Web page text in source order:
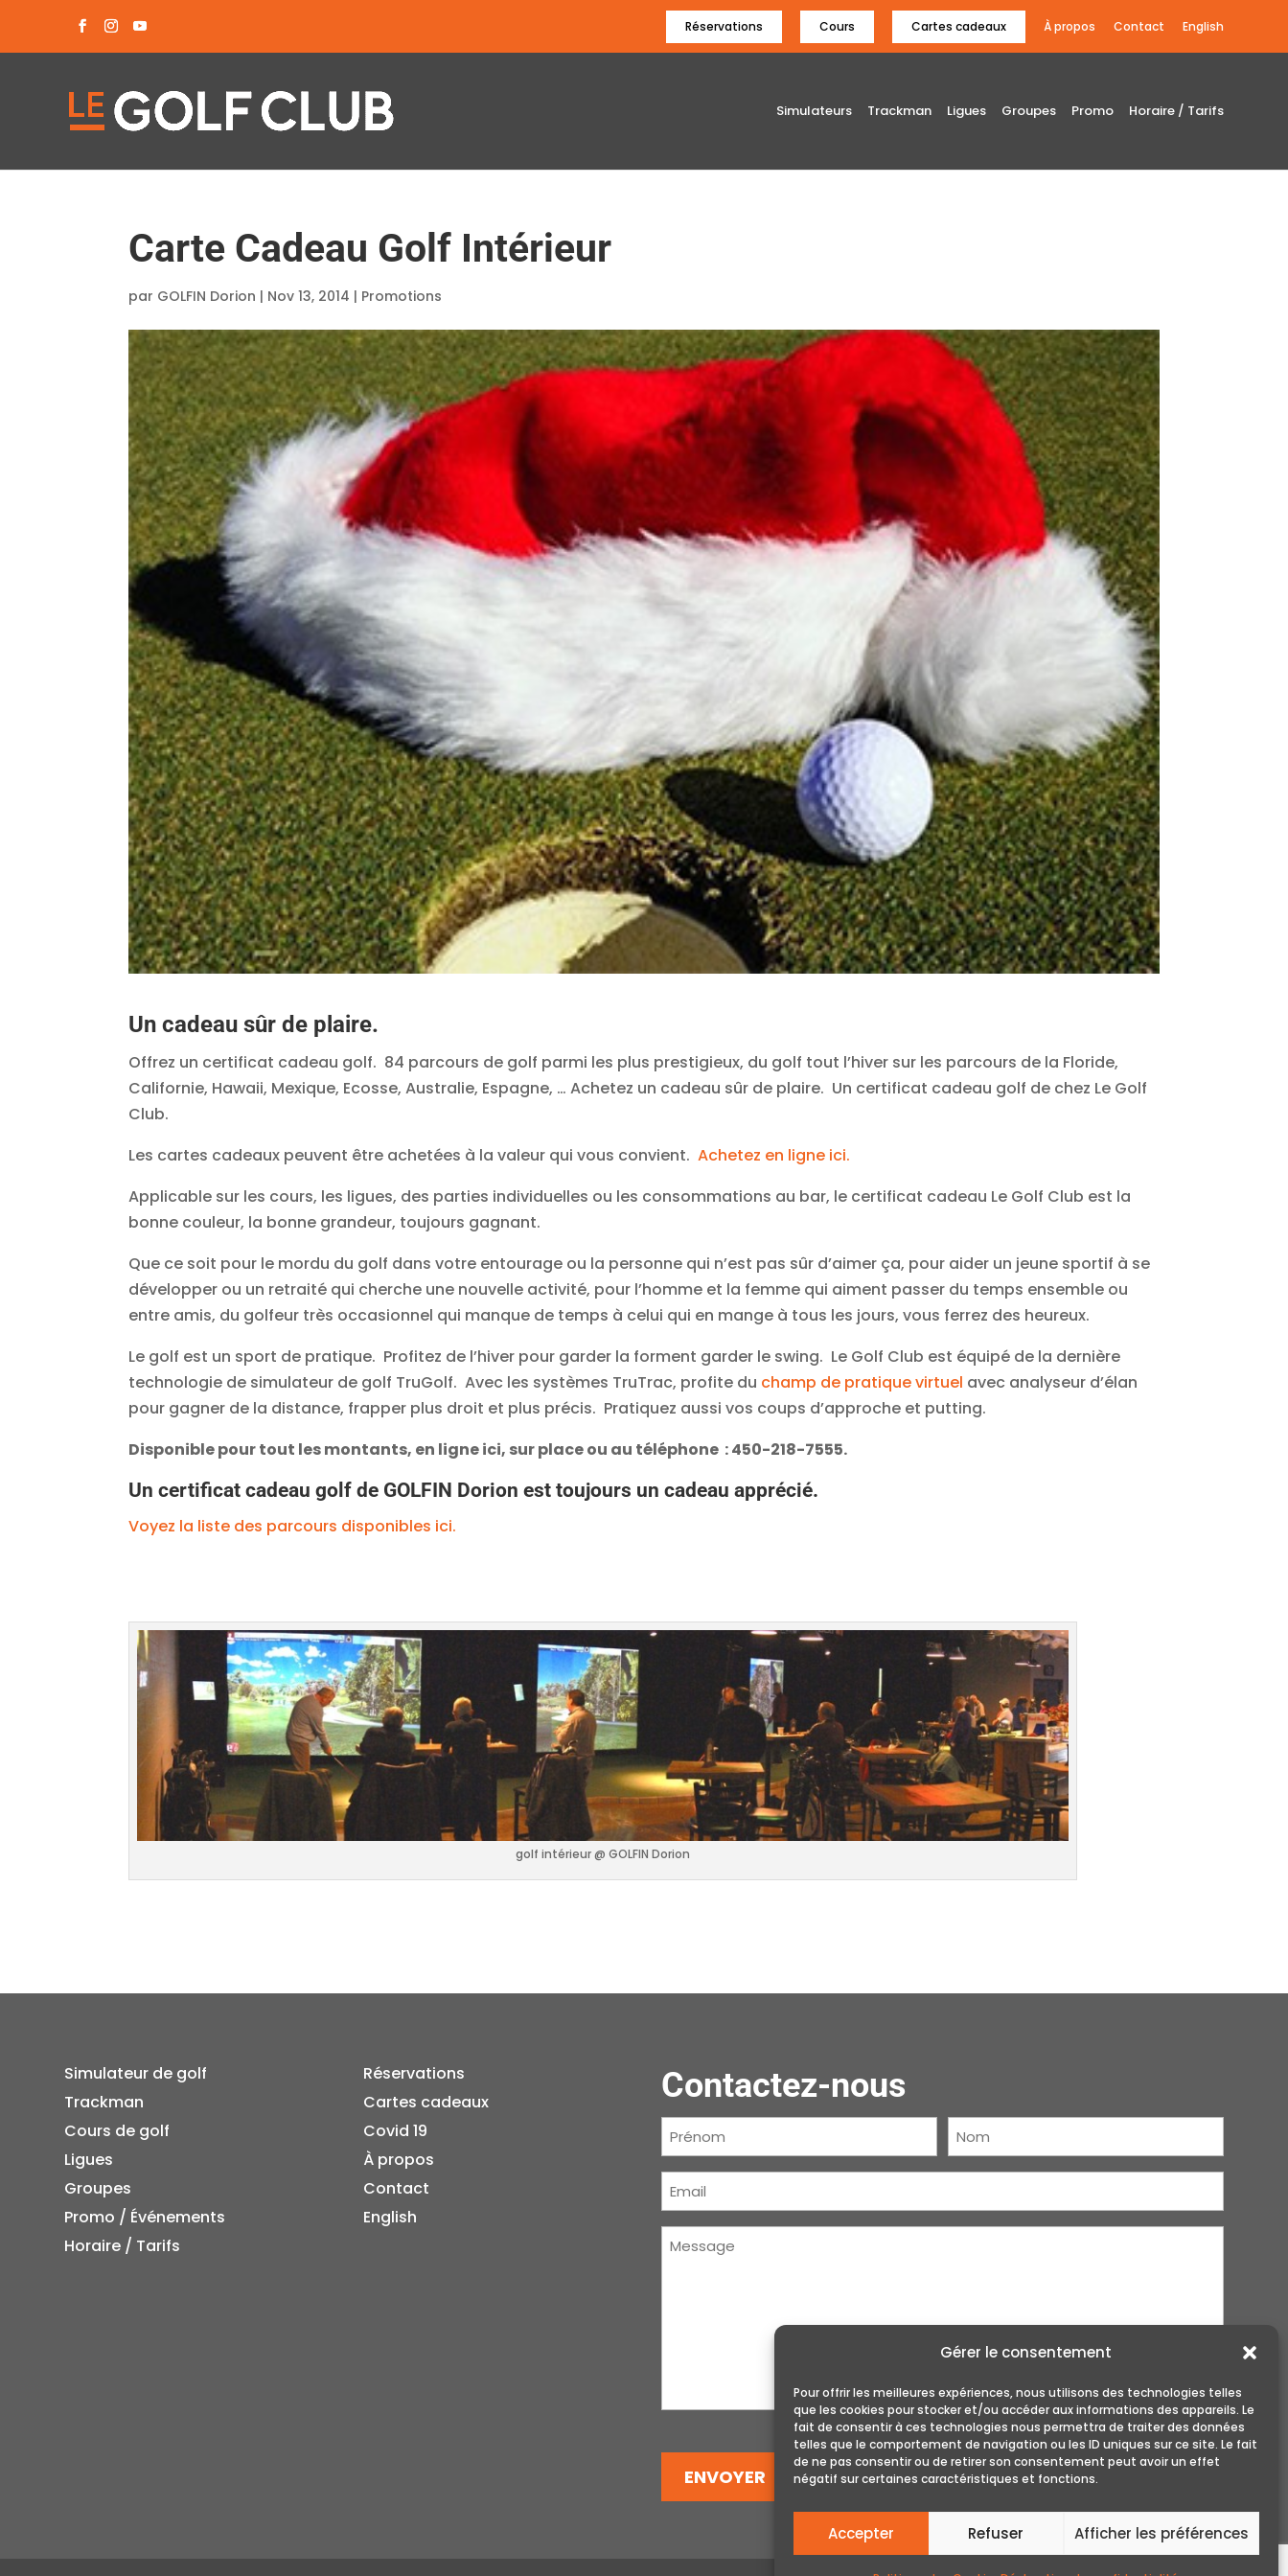
Gérer le consentement
Pour offrir les meilleures expériences, nous utilisons des technologies telles
que les cookies pour stocker et/ou accéder aux informations des appareils. Le
fait de consentir à ces technologies nous permettra de traiter des données
telles que le comportement de navigation ou les ID uniques sur ce site. Le fait
de ne pas consentir ou de retirer son consentement peut avoir un effet
négatif sur certaines caractéristiques et fonctions.
Accepter Refuser Afficher les préférences
Réservations Cours Cartes cadeaux À propos Contact English
Simulateurs Trackman Ligues Groupes Promo Horaire / Tarifs
Carte Cadeau Golf Intérieur
par GOLFIN Dorion | Nov 13, 2014 | Promotions
Un cadeau sûr de plaire.
Offrez un certificat cadeau golf. 84 parcours de golf parmi les plus prestigieux, du golf tout l’hiver sur les parcours de la Floride,
Californie, Hawaii, Mexique, Ecosse, Australie, Espagne, … Achetez un cadeau sûr de plaire. Un certificat cadeau golf de chez Le Golf
Club.
Les cartes cadeaux peuvent être achetées à la valeur qui vous convient.Achetez en ligne ici.
Applicable sur les cours, les ligues, des parties individuelles ou les consommations au bar, le certificat cadeau Le Golf Club est la
bonne couleur, la bonne grandeur, toujours gagnant.
Que ce soit pour le mordu du golf dans votre entourage ou la personne qui n’est pas sûr d’aimer ça, pour aider un jeune sportif à se
développer ou un retraité qui cherche une nouvelle activité, pour l’homme et la femme qui aiment passer du temps ensemble ou
entre amis, du golfeur très occasionnel qui manque de temps à celui qui en mange à tous les jours, vous ferrez des heureux.
Le golf est un sport de pratique. Profitez de l’hiver pour garder la forment garder le swing. Le Golf Club est équipé de la dernière
technologie de simulateur de golf TruGolf. Avec les systèmes TruTrac, profite du champ de pratique virtuel avec analyseur d’élan
pour gagner de la distance, frapper plus droit et plus précis. Pratiquez aussi vos coups d’approche et putting.
Disponible pour tout les montants, en ligne ici, sur place ou au téléphone : 450-218-7555.
Un certificat cadeau golf de GOLFIN Dorion est toujours un cadeau apprécié.
Voyez la liste des parcours disponibles ici.
golf intérieur @ GOLFIN Dorion
Simulateur de golf
Trackman
Cours de golf
Ligues
Groupes
Promo / Événements
Horaire / Tarifs
Réservations
Cartes cadeaux
Covid 19
À propos
Contact
English
Contactez-nous
Prénom
Courriel
ENVOYER